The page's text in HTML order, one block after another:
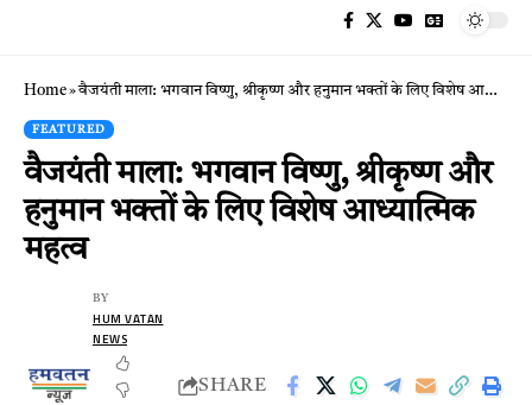
Home»वैजयंती माला: भगवान विष्णु, श्रीकृष्ण और हनुमान भक्तों के लिए विशेष आध्यात्मिक महत्व
FEATURED
वैजयंती माला: भगवान विष्णु, श्रीकृष्ण और
हनुमान भक्तों के लिए विशेष आध्यात्मिक
महत्व
BY
HUM VATAN
NEWS
SHARE